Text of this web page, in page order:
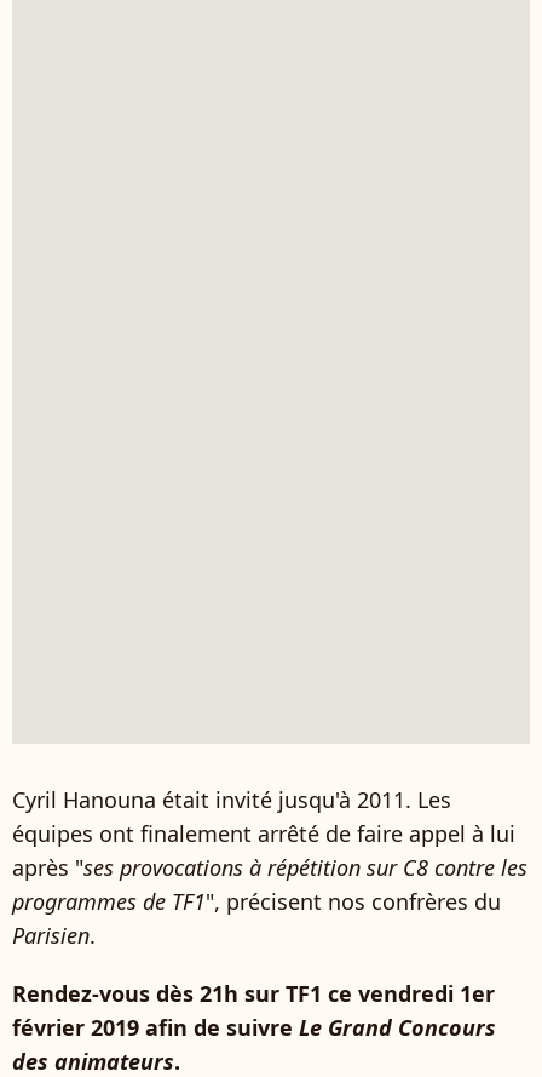
Cyril Hanouna était invité jusqu'à 2011. Les
équipes ont finalement arrêté de faire appel à lui
après "ses provocations à répétition sur C8 contre les
programmes de TF1", précisent nos confrères du
Parisien.
Rendez-vous dès 21h sur TF1 ce vendredi 1er
février 2019 afin de suivre Le Grand Concours
des animateurs.